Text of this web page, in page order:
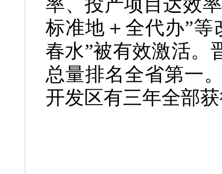
标准地＋全代办”
春水”被有效激活。
总量排名全省第一
开发区有三年全部